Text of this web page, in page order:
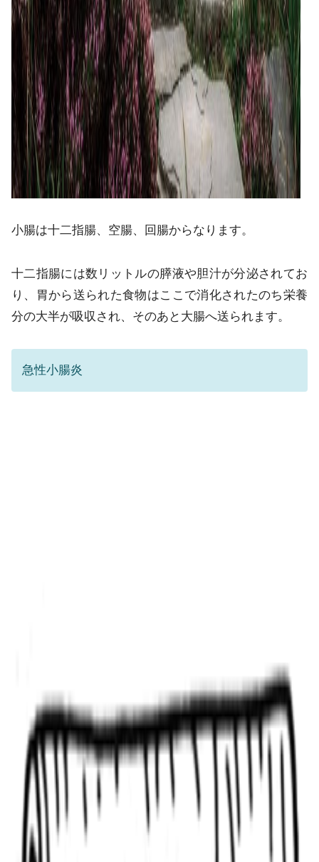
小腸は十二指腸、空腸、回腸からなります。
十二指腸には数リットルの膵液や胆汁が分泌されてお
り、胃から送られた食物はここで消化されたのち栄養
分の大半が吸収され、そのあと大腸へ送られます。
急性小腸炎